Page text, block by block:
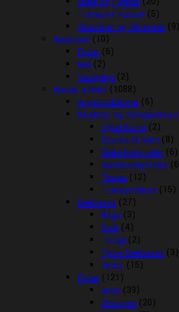
Transport Kasser (5)
Vitaminer og Mineraler (9)
Havedam (10)
Foder (6)
Net (2)
Vandpleje (2)
Hunde artikler (1088)
Angstproblemer (6)
Biludstyr og transportbure
Cykel Kurve (2)
Diverse til bilen (8)
Sikkerheds seler (6)
Sædebeskyttelse
Tasker (12)
Transportbure (15)
Dækkener (27)
Regn (3)
Strik (4)
Terapi (2)
Tørre Dækkener (3)
Vinter (15)
Foder (121)
Arion (39)
Chicopee (20)